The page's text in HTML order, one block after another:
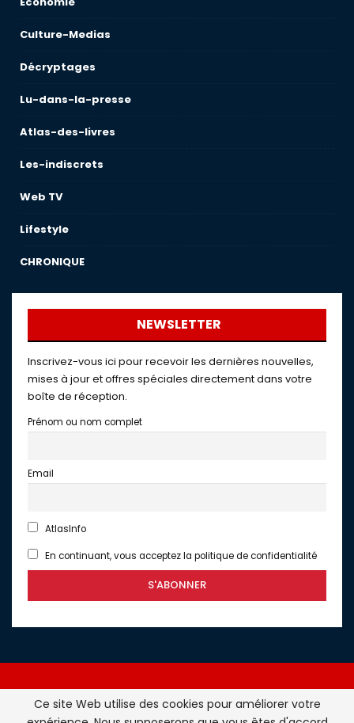
Culture-Medias
Décryptages
Lu-dans-la-presse
Atlas-des-livres
Les-indiscrets
Web TV
Lifestyle
CHRONIQUE
NEWSLETTER
Inscrivez-vous ici pour recevoir les dernières nouvelles,
mises à jour et offres spéciales directement dans votre
boîte de réception.
Prénom ou nom complet
Email
AtlasInfo
En continuant, vous acceptez la politique de confidentialité
Ce site Web utilise des cookies pour améliorer votre